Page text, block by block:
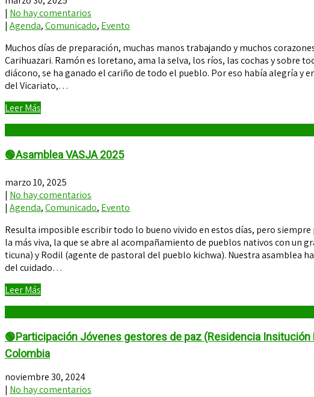
| No hay comentarios
| Agenda,Comunicado, Evento
Muchos días de preparación, muchas manos trabajando y muchos
Carihuazari. Ramón es loretano, ama la selva, los ríos, las cochas y sobre
diácono, se ha ganado el cariño de todo el pueblo. Por eso había alegría
del Vicariato,…
Leer Más
🟢Asamblea VASJA 2025
marzo 10, 2025
| No hay comentarios
| Agenda,Comunicado, Evento
Resulta imposible escribir todo lo bueno vivido en estos días, pero
la más viva, la que se abre al acompañamiento de pueblos nativos con un
ticuna) y Rodil (agente de pastoral del pueblo kichwa). Nuestra asamblea
del cuidado…
Leer Más
🟢Participación Jóvenes gestores de paz (Residencia Insitución
Colombia
noviembre 30, 2024
| No hay comentarios